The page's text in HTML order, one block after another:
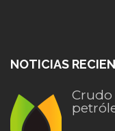
NOTICIAS
Crudo